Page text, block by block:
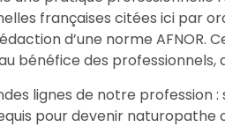
françaises citées ici par
d’une norme
des professionnels,
lignes de notre profession
pour devenir naturopathe